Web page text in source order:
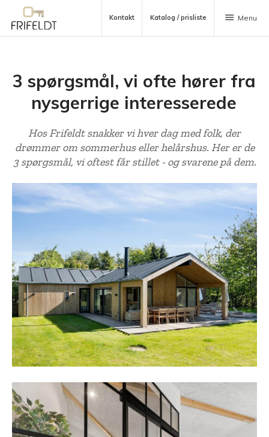
Kontakt Katalog / prisliste menu Menu
3 spørgsmål, vi ofte hører fra
nysgerrige interesserede
Hos Frifeldt snakker vi hver dag med folk, der
drømmer om sommerhus eller helårshus. Her er de
3 spørgsmål, vi oftest får stillet - og svarene på dem.